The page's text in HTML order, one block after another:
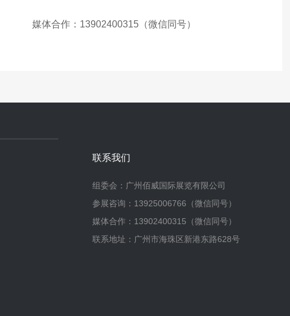
媒体合作： 13902400315（微信同号）
联系我们
组委会：广州佰威国际展览有限公司
参展咨询：13925006766（微信同号）
媒体合作：13902400315（微信同号）
联系地址：广州市海珠区新港东路628号